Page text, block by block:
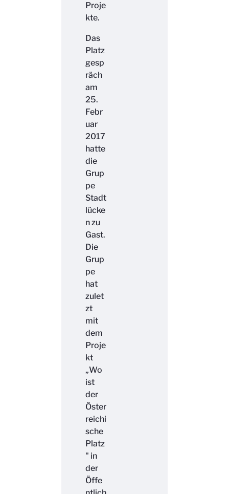
Proje
kte.
Das
Platz
gesp
räch
am
25.
Febr
uar
2017
hatte
die
Grup
pe
Stadt
lücke
n zu
Gast.
Die
Grup
pe
hat
zulet
zt
mit
dem
Proje
kt
„Wo
ist
der
Öster
reichi
sche
Platz
" in
der
Öffe